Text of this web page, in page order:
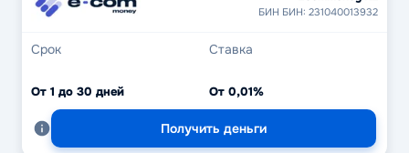
БИН БИН: 231040013932
Срок
От 1 до 30 дней
Ставка
От 0,01%
Получить деньги